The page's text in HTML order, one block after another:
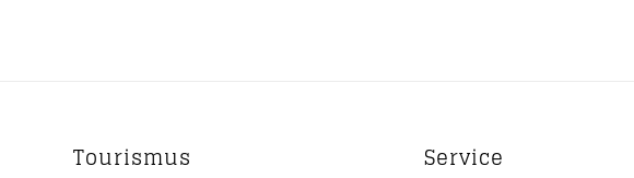
Tourismus Service